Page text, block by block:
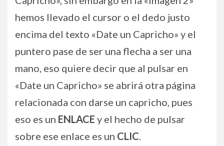
hemos llevado el cursor o el dedo justo
encima del texto «Date un Capricho» y el
puntero pase de ser una flecha a ser una
mano, eso quiere decir que al pulsar en
«Date un Capricho» se abrirá otra página
relacionada con darse un capricho, pues
eso es un ENLACE y el hecho de pulsar
sobre ese enlace es un CLIC